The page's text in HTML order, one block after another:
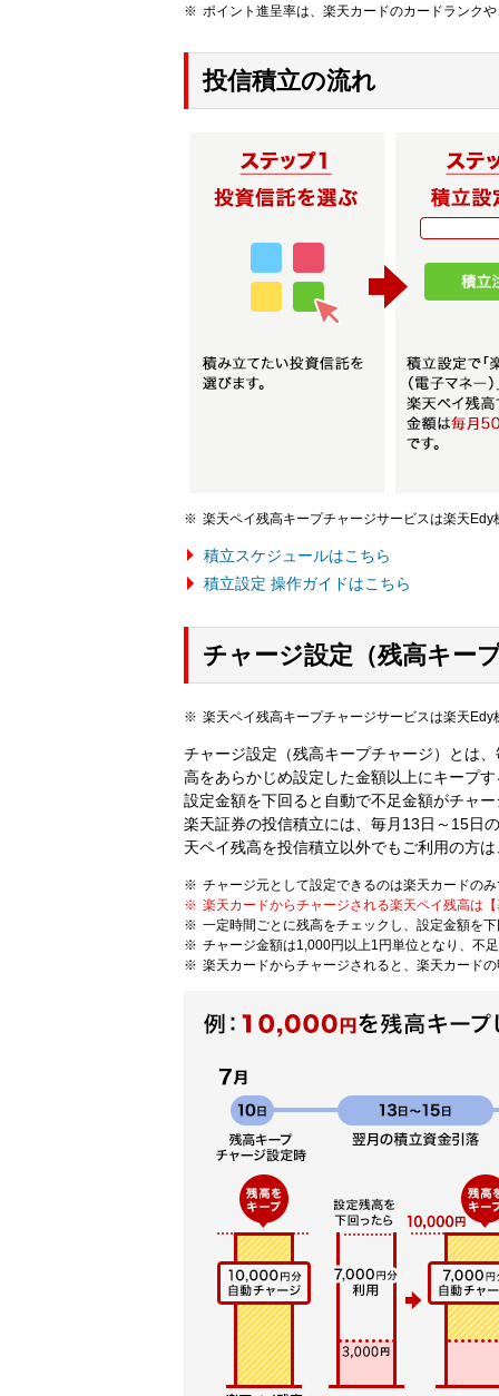
ポイント進呈率は、楽天カードのカードランク
投信積立の流れ
楽天ペイ残高キープチャージサービスは楽天
積立スケジュールはこちら
積立設定 操作ガイドはこちら
チャージ設定（残高キー
楽天ペイ残高キープチャージサービスは楽天
チャージ設定（残高キープチャージ）とは
高をあらかじめ設定した金額以上にキープ
設定金額を下回ると自動で不足金額がチャ
楽天証券の投信積立には、毎月13日～15日
天ペイ残高を投信積立以外でもご利用の方
チャージ元として設定できるのは楽天カードの
楽天カードからチャージされる楽天ペイ残高は
一定時間ごとに残高をチェックし、設定金額を
チャージ金額は1,000円以上1円単位となり、不
楽天カードからチャージされると、楽天カード